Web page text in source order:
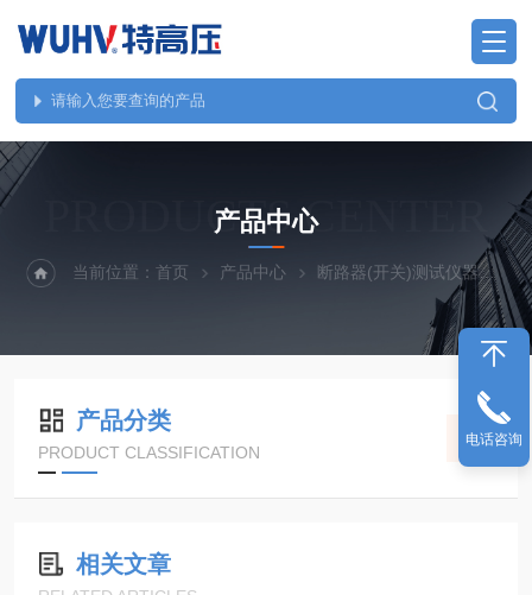
PRODUCTS CENTER
产品中心
当前位置：首页 产品中心 断路器(开关)测试仪器
产品分类
PRODUCT CLASSIFICATION
相关文章
电话咨询